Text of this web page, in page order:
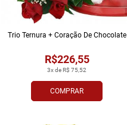
COMPRAR
3x de R$ 75,52
R$226,55
Trio Ternura + Coração De Chocolate